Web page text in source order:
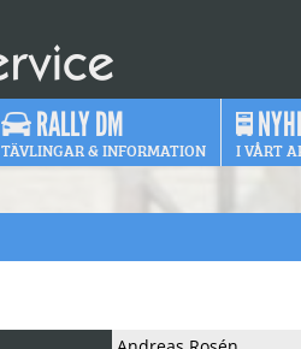
RALLY DM
TÄVLINGAR & INFORMATION I VÅRT